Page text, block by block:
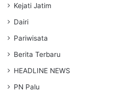
Kejati Jatim
Dairi
Pariwisata
Berita Terbaru
HEADLINE NEWS
PN Palu